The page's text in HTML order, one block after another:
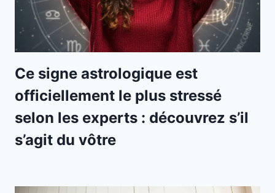
Ce signe astrologique est
officiellement le plus stressé
selon les experts : découvrez s’il
s’agit du vôtre